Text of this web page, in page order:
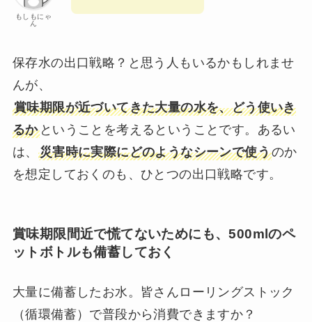
もしもにゃ
ん
保存水の出口戦略？と思う人もいるかもしれませ
んが、
賞味期限が近づいてきた大量の水を、どう使いき
るかということを考えるということです。あるい
は、 災害時に実際にどのようなシーンで使うのか
を想定しておくのも、ひとつの出口戦略です。
賞味期限間近で慌てないためにも、500mlのペ
ットボトルも備蓄しておく
大量に備蓄したお水。皆さんローリングストック
（循環備蓄）で普段から消費できますか？